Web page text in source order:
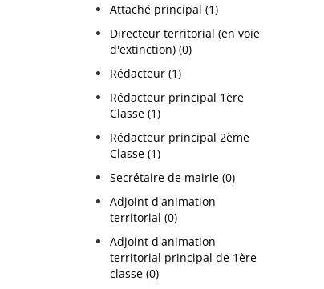
Attaché principal (1)
Directeur territorial (en voie
d'extinction) (0)
Rédacteur (1)
Rédacteur principal 1ère
Classe (1)
Rédacteur principal 2ème
Classe (1)
Secrétaire de mairie (0)
Adjoint d'animation
territorial (0)
Adjoint d'animation
territorial principal de 1ère
classe (0)